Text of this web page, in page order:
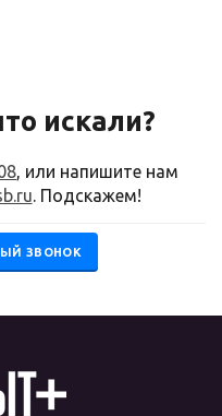
искали?
, или напишите нам
. Подскажем!
ЗВОНОК